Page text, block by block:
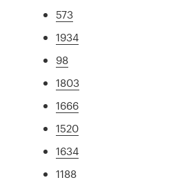
573
1934
98
1803
1666
1520
1634
1188